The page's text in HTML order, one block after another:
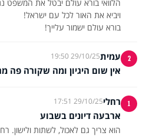
בורא עולם ישמור עלייך!
2 עמית29/10/25 19:50
אין שום היגיון ומה שקורה פה
1 רחלי29/10/25 17:51
ארבעה דיונים בשבוע
הוא צריך גם לאכול, לשתות ולישון.